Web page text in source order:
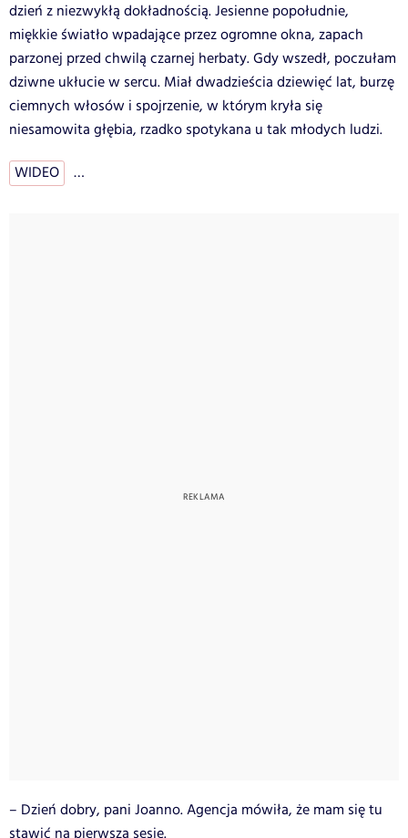
dzień z niezwykłą dokładnością. Jesienne popołudnie,
miękkie światło wpadające przez ogromne okna, zapach
parzonej przed chwilą czarnej herbaty. Gdy wszedł, poczułam
dziwne ukłucie w sercu. Miał dwadzieścia dziewięć lat, burzę
ciemnych włosów i spojrzenie, w którym kryła się
niesamowita głębia, rzadko spotykana u tak młodych ludzi.
WIDEO …
– Dzień dobry, pani Joanno. Agencja mówiła, że mam się tu